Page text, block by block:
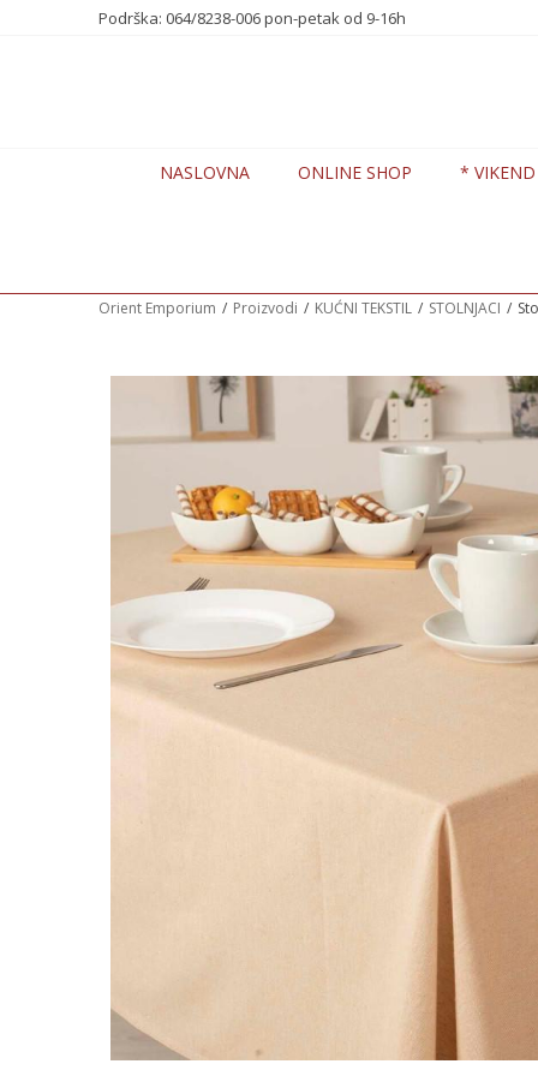
Podrška: 064/8238-006 pon-petak od 9-16h
nas na 0648238006 7 DANA POPUSTA -20%
NASLOVNA ONLINE SHOP *
Orient Emporium Proizvodi KUĆNI TEKSTIL STOLNJACI